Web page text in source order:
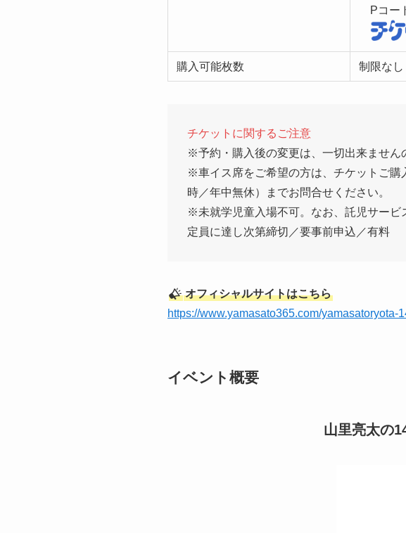
Pコー
購入可能枚数 制限なし
チケットに関するご注意
※予約・購入後の変更は、一切出来ません
※車イス席をご希望の方は、チケットご
時／年中無休）までお問合せください。
※未就学児童入場不可。なお、託児サービ
定員に達し次第締切／要事前申込／有料
オフィシャルサイトはこちら
https://www.yamasato365.com/yamasatoryota-
イベント概要
山里亮太の